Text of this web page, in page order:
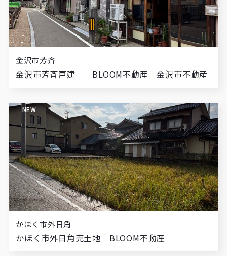
金沢市芳斉
金沢市芳斉戸建 BLOOM不動産 金沢市不動産
かほく市外日角
かほく市外日角売土地 BLOOM不動産
NEW